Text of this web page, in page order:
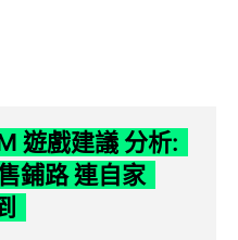
遊戲建議 分析:
鋪路 連自家